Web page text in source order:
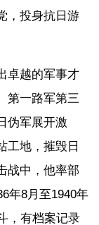
，投身抗日游
卓越的军事才
第一路军第三
伪军展开激
工地，摧毁日
战中，他率部
年8月至1940年
，有档案记录